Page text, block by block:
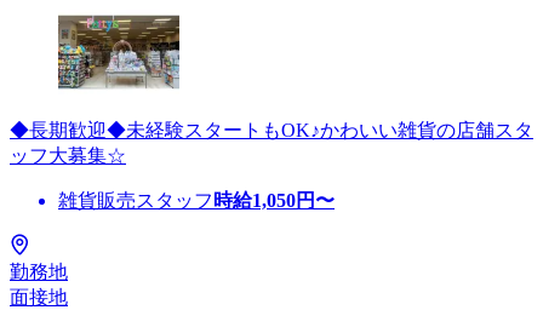
◆長期歓迎◆未経験スタートもOK♪かわいい雑貨の店舗スタ
ッフ大募集☆
雑貨販売スタッフ 時給1,050円〜
勤務地
面接地